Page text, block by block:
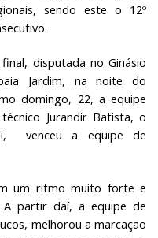
sendo este o 12º
disputada no Ginásio
Jardim, na noite do
domingo, 22, a equipe
Jurandir Batista, o
venceu a equipe de
um ritmo muito forte e
partir daí, a equipe de
melhorou a marcação